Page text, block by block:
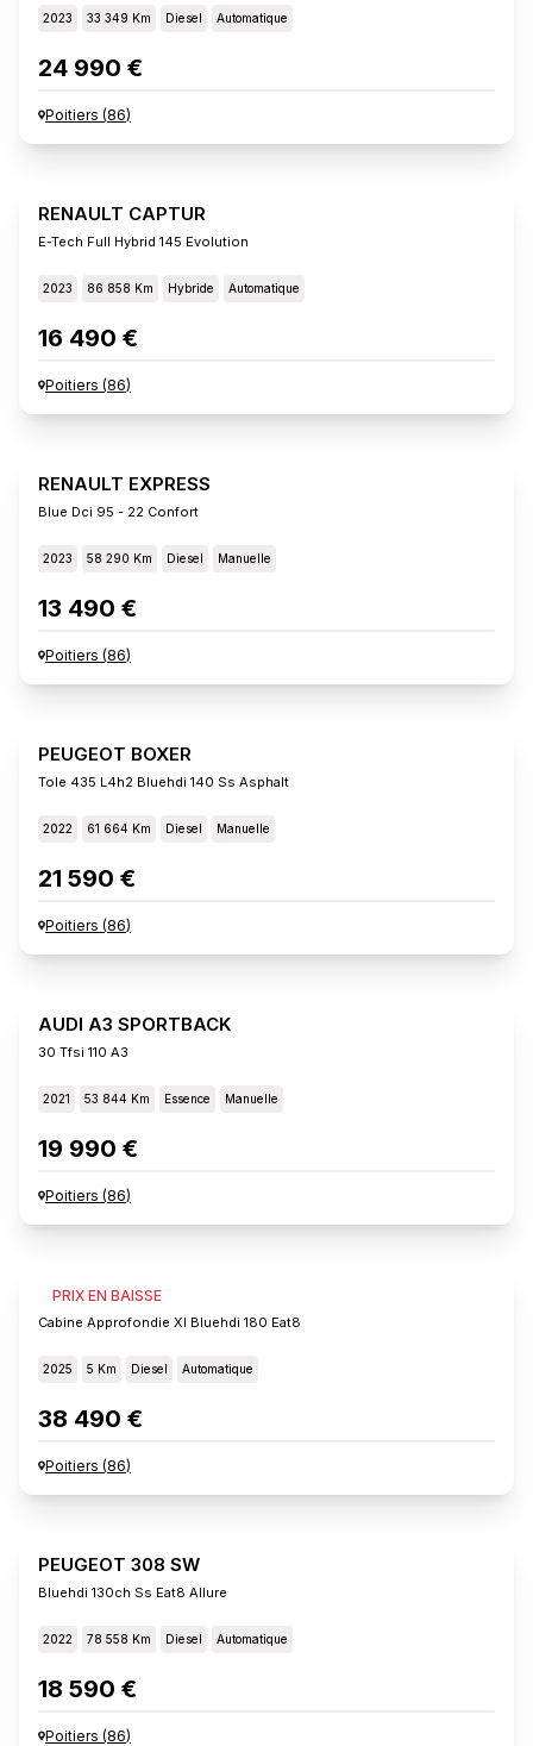
2023 33 349 Km Diesel Automatique
24 990 €
Poitiers (86)
RENAULT CAPTUR
E-Tech Full Hybrid 145 Evolution
2023 86 858 Km Hybride Automatique
16 490 €
Poitiers (86)
RENAULT EXPRESS
Blue Dci 95 - 22 Confort
2023 58 290 Km Diesel Manuelle
13 490 €
Poitiers (86)
PEUGEOT BOXER
Tole 435 L4h2 Bluehdi 140 Ss Asphalt
2022 61 664 Km Diesel Manuelle
21 590 €
Poitiers (86)
AUDI A3 SPORTBACK
30 Tfsi 110 A3
2021 53 844 Km Essence Manuelle
19 990 €
Poitiers (86)
PRIX EN BAISSE
FIAT SCUDO
Cabine Approfondie Xl Bluehdi 180 Eat8
2025 5 Km Diesel Automatique
38 490 €
Poitiers (86)
PEUGEOT 308 SW
Bluehdi 130ch Ss Eat8 Allure
2022 78 558 Km Diesel Automatique
18 590 €
Poitiers (86)